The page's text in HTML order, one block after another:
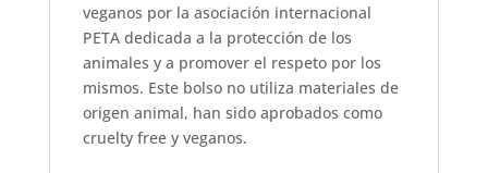
veganos por la asociación internacional
PETA dedicada a la protección de los
animales y a promover el respeto por los
mismos. Este bolso no utiliza materiales de
origen animal, han sido aprobados como
cruelty free y veganos.